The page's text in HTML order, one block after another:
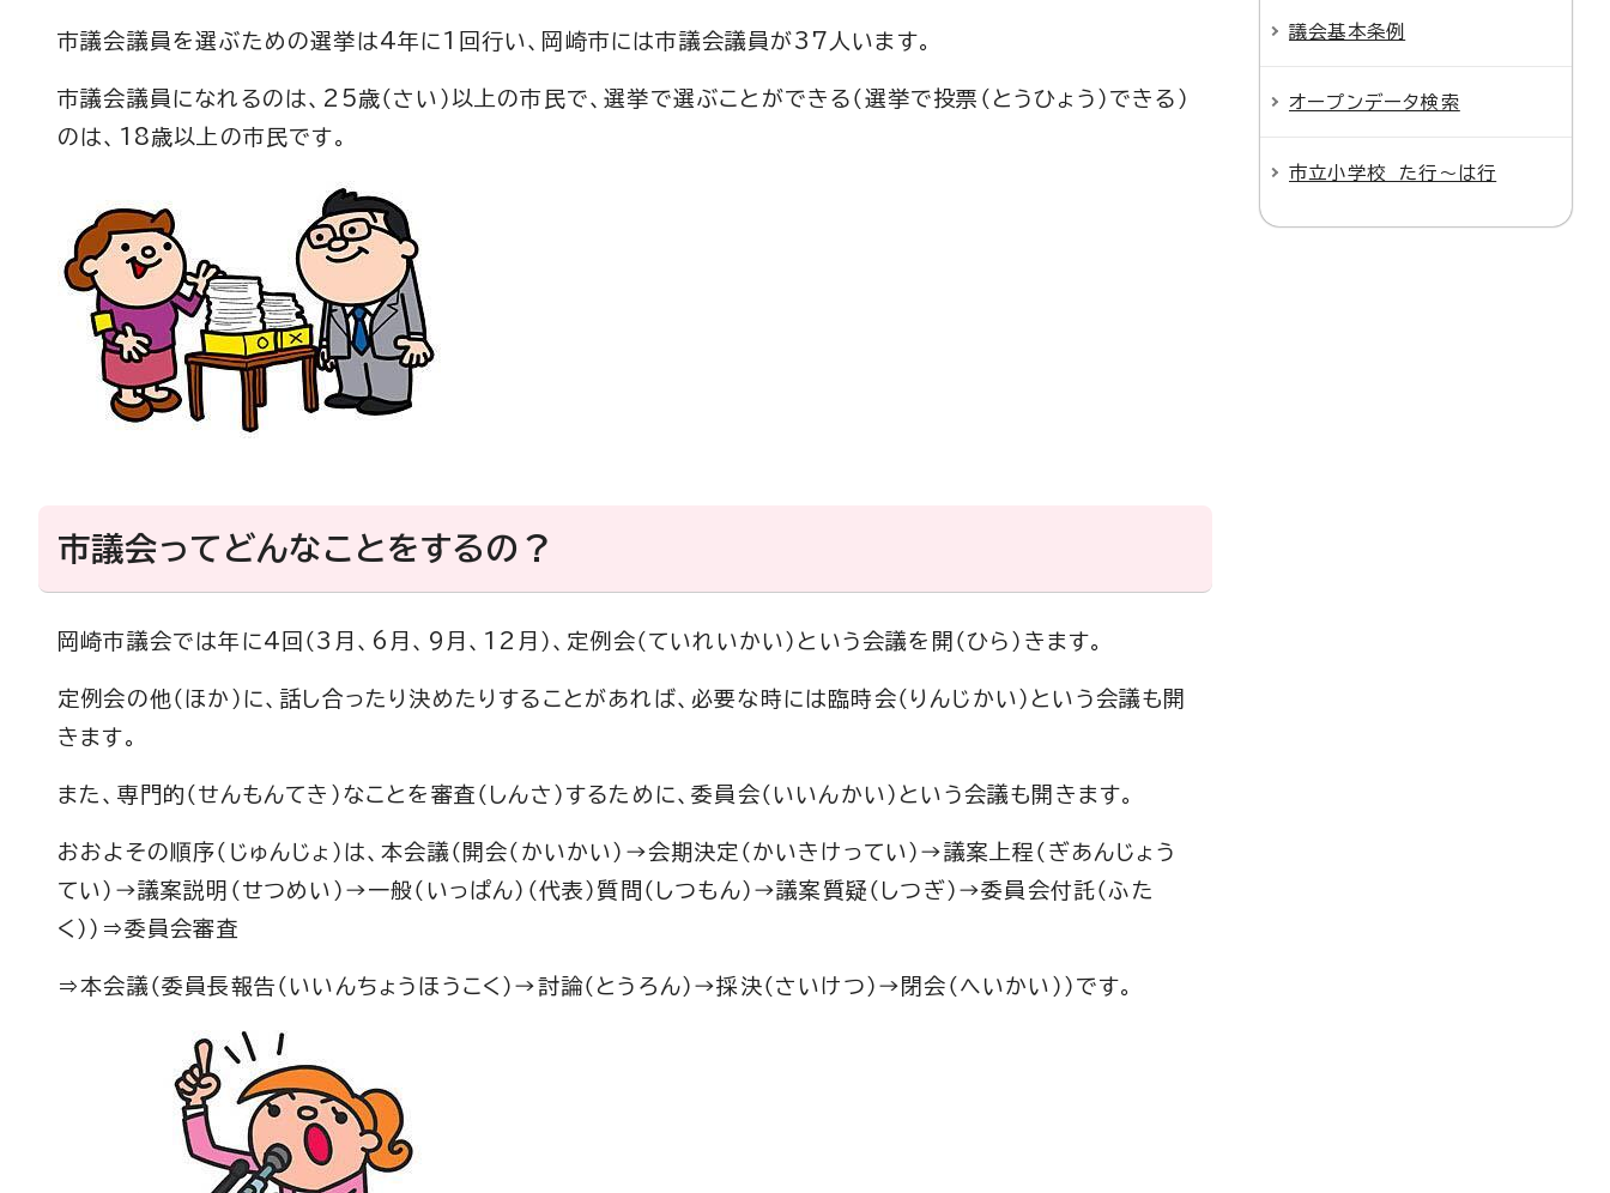
市議会議員を選ぶための選挙は4年に1回行い、岡崎市には市議会議員が37人います。
市議会議員になれるのは、25歳（さい）以上の市民で、選挙で選ぶことができる（選挙で投票（とうひょう）できる）
のは、18歳以上の市民です。
市議会ってどんなことをするの？
岡崎市議会では年に4回（3月、6月、9月、12月）、定例会（ていれいかい）という会議を開（ひら）きます。
定例会の他（ほか）に、話し合ったり決めたりすることがあれば、必要な時には臨時会（りんじかい）という会議も開
きます。
また、専門的（せんもんてき）なことを審査（しんさ）するために、委員会（いいんかい）という会議も開きます。
おおよその順序（じゅんじょ）は、本会議（開会（かいかい）→会期決定（かいきけってい）→議案上程（ぎあんじょう
てい）→議案説明（せつめい）→一般（いっぱん）（代表）質問（しつもん）→議案質疑（しつぎ）→委員会付託（ふた
く））⇒委員会審査
⇒本会議（委員長報告（いいんちょうほうこく）→討論（とうろん）→採決（さいけつ）→閉会（へいかい））です。
議会基本条例
オープンデータ検索
市立小学校 た行～は行